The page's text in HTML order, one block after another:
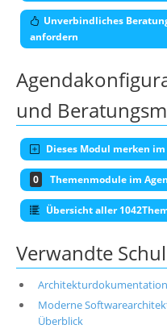
Unverbindliches
anfordern
und
Dieses Modul merken
0 Themenmodule im
Übersicht aller
Verwandte
Moderne
Überblick